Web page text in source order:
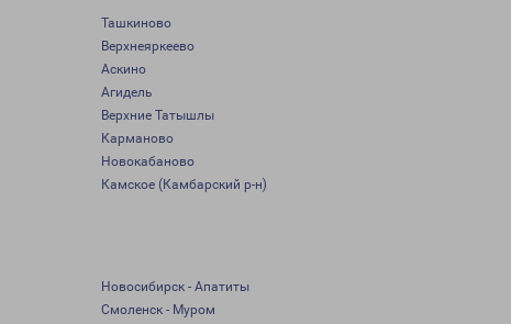
Ташкиново
Верхнеяркеево
Аскино
Агидель
Верхние Татышлы
Карманово
Новокабаново
Камское (Камбарский р-н)
Новосибирск - Апатиты
Смоленск - Муром